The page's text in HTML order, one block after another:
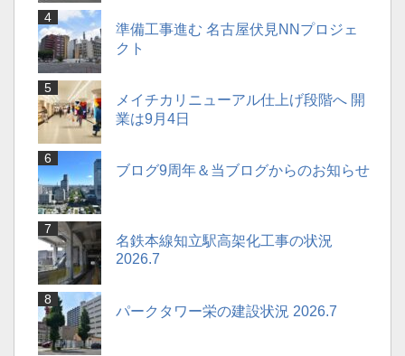
準備工事進む 名古屋伏見NNプロジェ
クト
メイチカリニューアル仕上げ段階へ 開
業は9月4日
ブログ9周年＆当ブログからのお知らせ
名鉄本線知立駅高架化工事の状況
2026.7
パークタワー栄の建設状況 2026.7